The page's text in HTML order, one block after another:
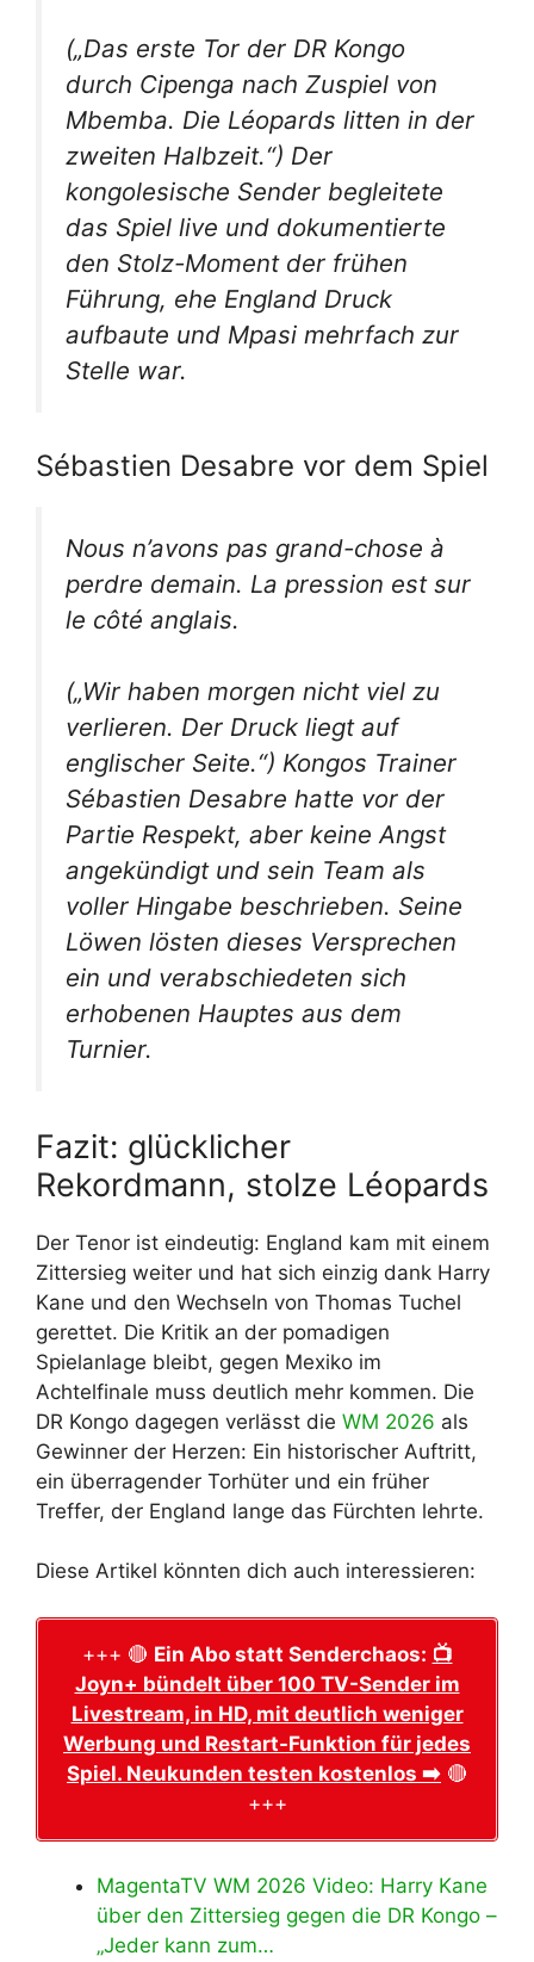
(„Das erste Tor der DR Kongo
durch Cipenga nach Zuspiel von
Mbemba. Die Léopards litten in der
zweiten Halbzeit.“) Der
kongolesische Sender begleitete
das Spiel live und dokumentierte
den Stolz-Moment der frühen
Führung, ehe England Druck
aufbaute und Mpasi mehrfach zur
Stelle war.
Sébastien Desabre vor dem Spiel
Nous n’avons pas grand-chose à
perdre demain. La pression est sur
le côté anglais.
(„Wir haben morgen nicht viel zu
verlieren. Der Druck liegt auf
englischer Seite.“) Kongos Trainer
Sébastien Desabre hatte vor der
Partie Respekt, aber keine Angst
angekündigt und sein Team als
voller Hingabe beschrieben. Seine
Löwen lösten dieses Versprechen
ein und verabschiedeten sich
erhobenen Hauptes aus dem
Turnier.
Fazit: glücklicher
Rekordmann, stolze Léopards
Der Tenor ist eindeutig: England kam mit einem
Zittersieg weiter und hat sich einzig dank Harry
Kane und den Wechseln von Thomas Tuchel
gerettet. Die Kritik an der pomadigen
Spielanlage bleibt, gegen Mexiko im
Achtelfinale muss deutlich mehr kommen. Die
DR Kongo dagegen verlässt die WM 2026 als
Gewinner der Herzen: Ein historischer Auftritt,
ein überragender Torhüter und ein früher
Treffer, der England lange das Fürchten lehrte.
Diese Artikel könnten dich auch interessieren:
+++ 🔴 Ein Abo statt Senderchaos: 📺
Joyn+ bündelt über 100 TV-Sender im
Livestream, in HD, mit deutlich weniger
Werbung und Restart-Funktion für jedes
Spiel. Neukunden testen kostenlos ➡️ 🔴
+++
MagentaTV WM 2026 Video: Harry Kane
über den Zittersieg gegen die DR Kongo –
„Jeder kann zum…